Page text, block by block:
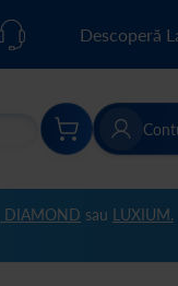
Descoperă
Căutare
DIAMOND sau LUXIUM.